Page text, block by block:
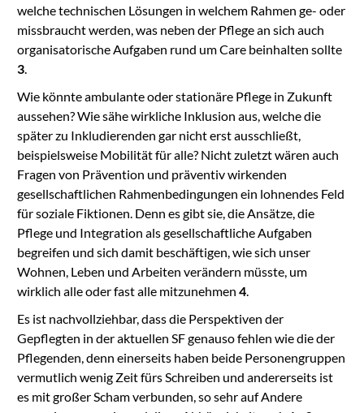
welche technischen Lösungen in welchem Rahmen ge- oder
missbraucht werden, was neben der Pflege an sich auch
organisatorische Aufgaben rund um Care beinhalten sollte
3.
Wie könnte ambulante oder stationäre Pflege in Zukunft
aussehen? Wie sähe wirkliche Inklusion aus, welche die
später zu Inkludierenden gar nicht erst ausschließt,
beispielsweise Mobilität für alle? Nicht zuletzt wären auch
Fragen von Prävention und präventiv wirkenden
gesellschaftlichen Rahmenbedingungen ein lohnendes Feld
für soziale Fiktionen. Denn es gibt sie, die Ansätze, die
Pflege und Integration als gesellschaftliche Aufgaben
begreifen und sich damit beschäftigen, wie sich unser
Wohnen, Leben und Arbeiten verändern müsste, um
wirklich alle oder fast alle mitzunehmen 4.
Es ist nachvollziehbar, dass die Perspektiven der
Gepflegten in der aktuellen SF genauso fehlen wie die der
Pflegenden, denn einerseits haben beide Personengruppen
vermutlich wenig Zeit fürs Schreiben und andererseits ist
es mit großer Scham verbunden, so sehr auf Andere